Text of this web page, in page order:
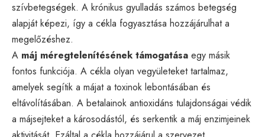
szívbetegségek. A krónikus gyulladás számos betegség
alapját képezi, így a cékla fogyasztása hozzájárulhat a
megelőzéshez.
A máj méregtelenítésének támogatása egy másik
fontos funkciója. A cékla olyan vegyületeket tartalmaz,
amelyek segítik a májat a toxinok lebontásában és
eltávolításában. A betalainok antioxidáns tulajdonságai védik
a májsejteket a károsodástól, és serkentik a máj enzimjeinek